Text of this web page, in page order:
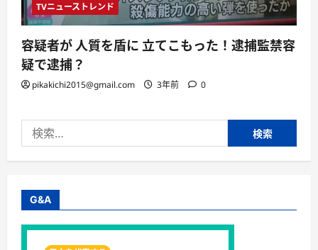
TVニューストレンド
容疑者が 人質を盾に 立てこもった！逮捕監禁容
疑で逮捕？
pikakichi2015@gmail.com 3年前 0
索:
G&A